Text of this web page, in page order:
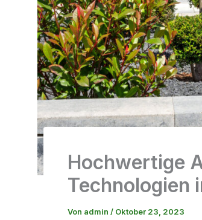
Hochwertige
Technologien
Von admin / Oktober 23, 2023